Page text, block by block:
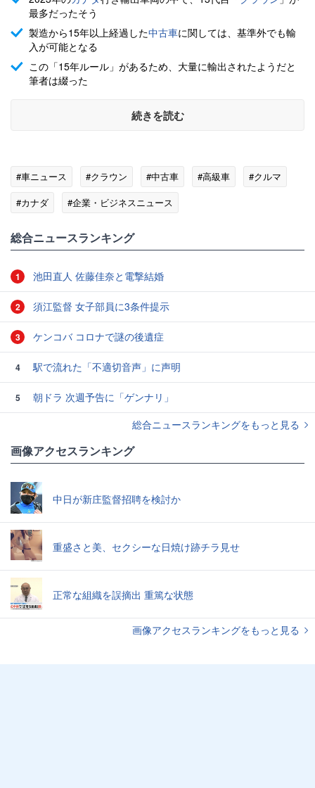
最多だったそう
製造から15年以上経過した中古車に関しては、基準外でも輸
入が可能となる
この「15年ルール」があるため、大量に輸出されたようだと
筆者は綴った
続きを読む
#車ニュース #クラウン #中古車 #高級車
#クルマ
#カナダ
#企業・ビジネスニュース
総合ニュースランキング
1 池田直人 佐藤佳奈と電撃結婚
2 須江監督 女子部員に3条件提示
3 ケンコバ コロナで謎の後遺症
4 駅で流れた「不適切音声」に声明
5
朝ドラ 次週予告に「ゲンナリ」
総合ニュースランキングをもっと見る
画像アクセスランキング
中日が新庄監督招聘を検討か
重盛さと美、セクシーな日焼け跡チラ見せ
正常な組織を誤摘出 重篤な状態
画像アクセスランキングをもっと見る